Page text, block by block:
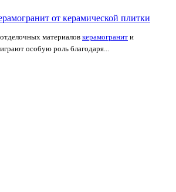
от керамической плитки
материалов керамогранит и
особую роль благодаря...